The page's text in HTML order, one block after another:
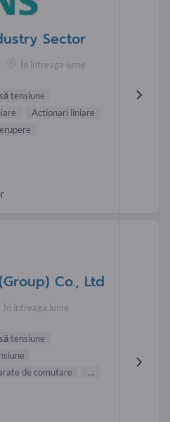
Sector
În întreaga lume
tensiune
Actionari liniare
Co., Ltd
În întreaga lume
tensiune
de comutare ...